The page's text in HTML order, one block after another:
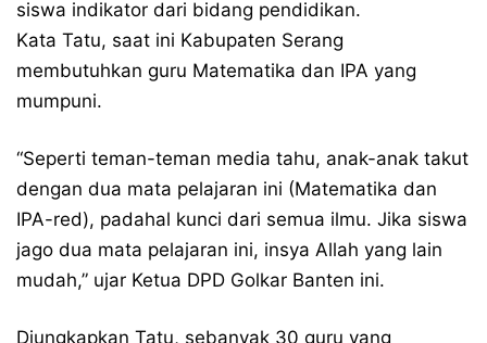
siswa indikator dari bidang pendidikan.
Kata Tatu, saat ini Kabupaten Serang
membutuhkan guru Matematika dan IPA yang
mumpuni.
“Seperti teman-teman media tahu, anak-anak takut
dengan dua mata pelajaran ini (Matematika dan
IPA-red), padahal kunci dari semua ilmu. Jika siswa
jago dua mata pelajaran ini, insya Allah yang lain
mudah,” ujar Ketua DPD Golkar Banten ini.
Diungkapkan Tatu, sebanyak 30 guru yang